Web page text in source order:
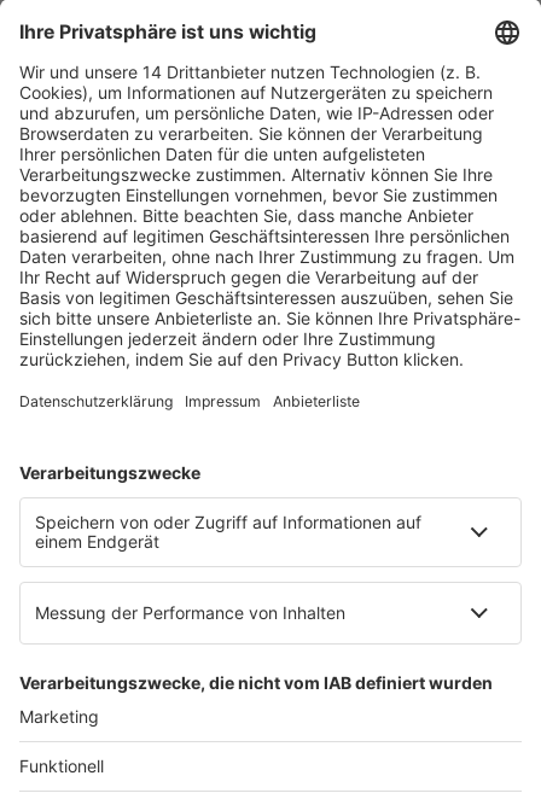
Fachmedien Recht und Wirtschaft
Ein Fachbereich der
dfv Mediengruppe
Mainzer Landstr. 251
60326 Frankfurt am Main
E-Mail:info@ruw.de
Web:https://www.ruw.de
AGB
Datenschutzerklärung
Genderhinweis
Cookie-Einstellungen